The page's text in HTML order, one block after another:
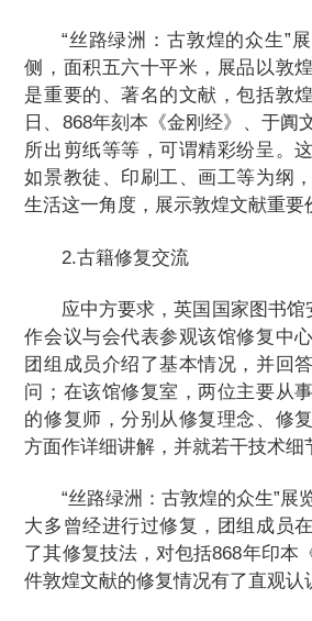
“丝路绿洲：古敦煌的众生”
侧，面积五六十平米，展品以敦
是重要的、著名的文献，包括敦
日、868年刻本《金刚经》、于阗
所出剪纸等等，可谓精彩纷呈。
如景教徒、印刷工、画工等为纲
生活这一角度，展示敦煌文献重要
2.古籍修复交流
应中方要求，英国国家图书
作会议与会代表参观该馆修复中
团组成员介绍了基本情况，并回
问；在该馆修复室，两位主要从
的修复师，分别从修复理念、修
方面作详细讲解，并就若干技术细
“丝路绿洲：古敦煌的众生”展
大多曾经进行过修复，团组成员
了其修复技法，对包括868年印本
件敦煌文献的修复情况有了直观认